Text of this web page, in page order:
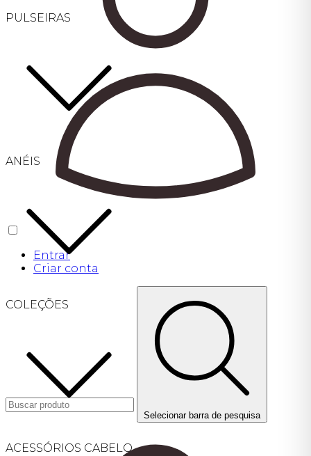
PULSEIRAS
ANÉIS
COLEÇÕES
ACESSÓRIOS CABELO
Entrar
Criar conta
Selecionar barra de pesquisa